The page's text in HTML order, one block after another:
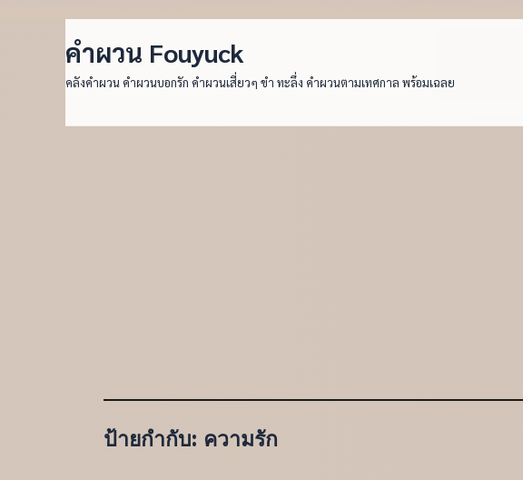
คำผวน Fouyuck
คลังคำผวน คำผวนบอกรัก คำผวนเสี่ยวๆ ขำ ทะลึ่ง คำผวนตามเทศกาล พร้อมเฉลย
ป้ายกำกับ: ความรัก